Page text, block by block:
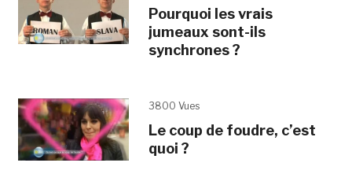
Pourquoi les vrais
jumeaux sont-ils
synchrones ?
3800 Vues
Le coup de foudre, c’est
quoi ?